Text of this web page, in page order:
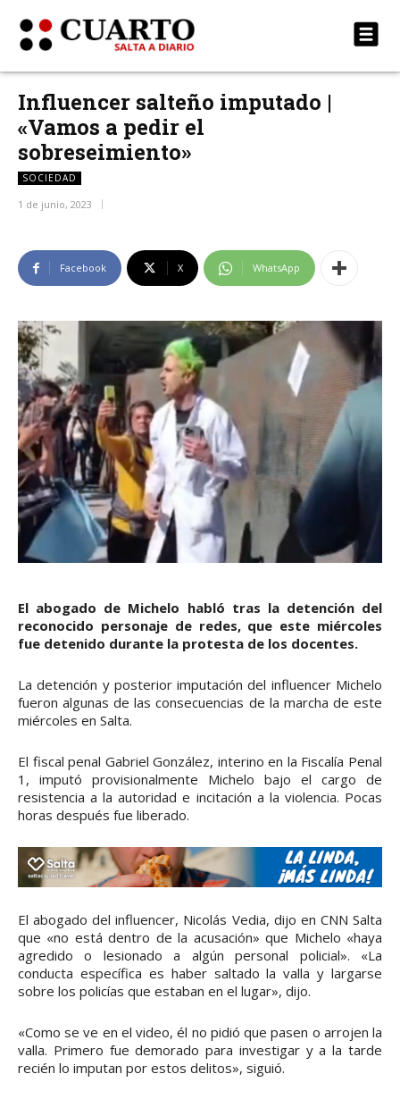
Influencer salteño imputado |
«Vamos a pedir el
sobreseimiento»
SOCIEDAD
1 de junio, 2023
Facebook X WhatsApp
El abogado de Michelo habló tras la detención del
reconocido personaje de redes, que este miércoles
fue detenido durante la protesta de los docentes.
La detención y posterior imputación del influencer Michelo
fueron algunas de las consecuencias de la marcha de este
miércoles en Salta.
El fiscal penal Gabriel González, interino en la Fiscalía Penal
1, imputó provisionalmente Michelo bajo el cargo de
resistencia a la autoridad e incitación a la violencia. Pocas
horas después fue liberado.
El abogado del influencer, Nicolás Vedia, dijo en CNN Salta
que «no está dentro de la acusación» que Michelo «haya
agredido o lesionado a algún personal policial». «La
conducta específica es haber saltado la valla y largarse
sobre los policías que estaban en el lugar», dijo.
«Como se ve en el video, él no pidió que pasen o arrojen la
valla. Primero fue demorado para investigar y a la tarde
recién lo imputan por estos delitos», siguió.